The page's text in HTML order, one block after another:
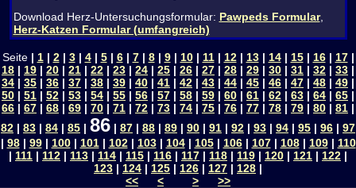
Download Herz-Untersuchungsformular: Pawpeds Formular,
Herz-Katzen Formular (umfangreich)
Seite| 1| 2| 3| 4| 5| 6| 7| 8| 9| 10| 11| 12| 13| 14| 15| 16| 17|
18 | 19 | 20 | 21 | 22 | 23 | 24 | 25 | 26 | 27 | 28 | 29 | 30 | 31 | 32 | 33 |
34 | 35 | 36 | 37 | 38 | 39 | 40 | 41 | 42 | 43 | 44 | 45 | 46 | 47 | 48 | 49 |
50 | 51 | 52 | 53 | 54 | 55 | 56 | 57 | 58 | 59 | 60 | 61 | 62 | 63 | 64 | 65 |
66 | 67 | 68 | 69 | 70 | 71 | 72 | 73 | 74 | 75 | 76 | 77 | 78 | 79 | 80 | 81 |
82 | 83 | 84 | 85 | 86 | 87 | 88 | 89 | 90 | 91 | 92 | 93 | 94 | 95 | 96 | 97
| 98| 99| 100| 101| 102| 103| 104| 105| 106| 107| 108| 109| 110
| 111 | 112 | 113 | 114 | 115 | 116 | 117 | 118 | 119 | 120 | 121 | 122 |
123 | 124 | 125 | 126 | 127 | 128 |
<<
< > >>